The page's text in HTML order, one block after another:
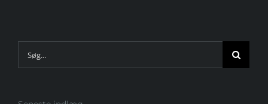
Søg
efter: